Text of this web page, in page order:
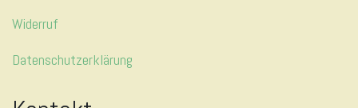
Widerruf
Datenschutzerklärung